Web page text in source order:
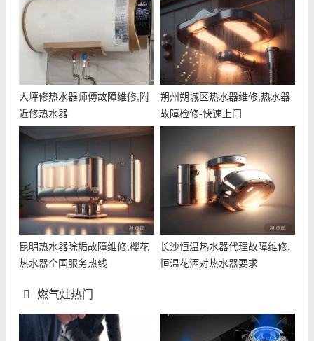
大坪修热水器师傅故障维修,附
近修热水器
朔州朔城区热水器维修,热水器
故障检修-快速上门
昆明热水器除垢故障维修,樱花
热水器全国服务热线
长沙恒温热水器代理故障维修,
恒温花洒对热水器要求
燃气灶热门